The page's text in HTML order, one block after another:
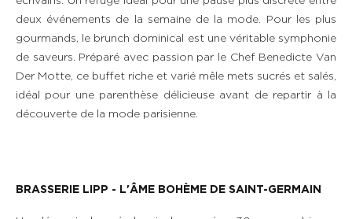
deux événements de la semaine de la mode. Pour les plus
gourmands, le brunch dominical est une véritable symphonie
de saveurs. Préparé avec passion par le Chef Benedicte Van
Der Motte, ce buffet riche et varié mêle mets sucrés et salés,
idéal pour une parenthèse délicieuse avant de repartir à la
découverte de la mode parisienne.
BRASSERIE LIPP - L'ÂME BOHÈME DE SAINT-GERMAIN